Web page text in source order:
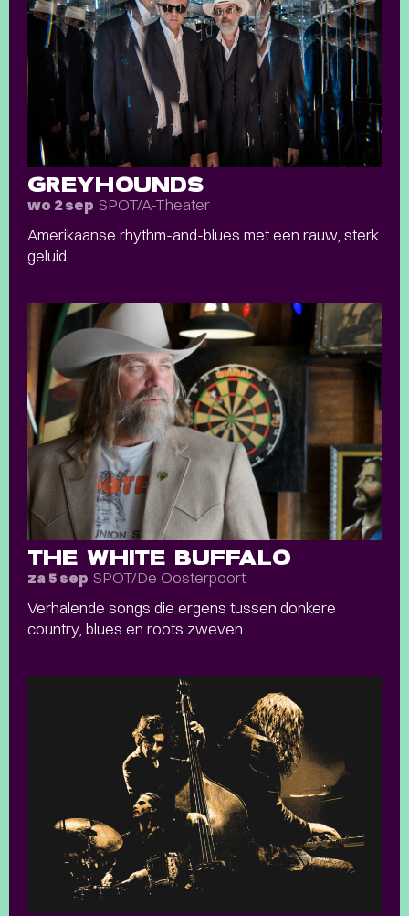
GREYHOUNDS
wo 2 sep SPOT/A-Theater
Amerikaanse rhythm-and-blues met een rauw, sterk
geluid
THE WHITE BUFFALO
za 5 sep SPOT/De Oosterpoort
Verhalende songs die ergens tussen donkere
country, blues en roots zweven